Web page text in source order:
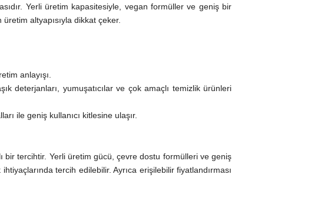
Yerli üretim kapasitesiyle, vegan formüller ve geniş bir
altyapısıyla dikkat çeker.
anlayışı.
deterjanları, yumuşatıcılar ve çok amaçlı temizlik ürünleri
ile geniş kullanıcı kitlesine ulaşır.
bir tercihtir. Yerli üretim gücü, çevre dostu formülleri ve geniş
tercih edilebilir. Ayrıca erişilebilir fiyatlandırması